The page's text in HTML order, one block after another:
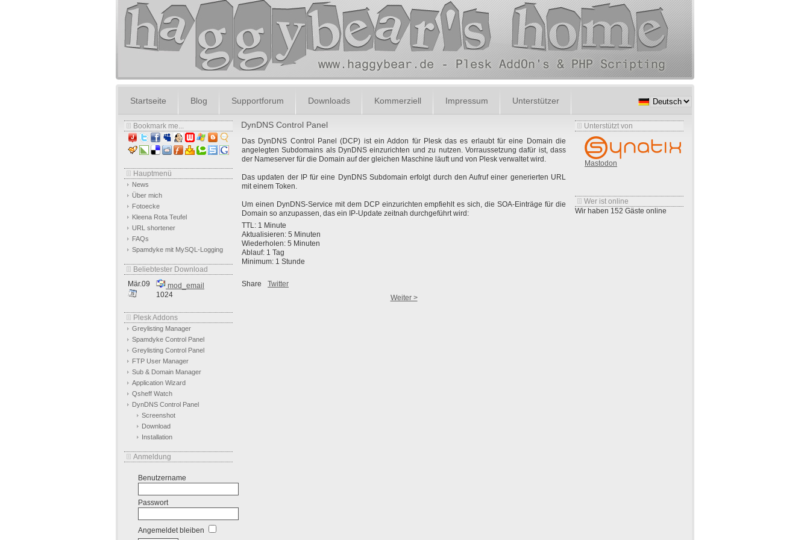
Startseite Blog Supportforum Downloads Kommerziell Impressum Unterstützer
Bookmark me...
Hauptmenü
News
Über mich
Fotoecke
Kleena Rota Teufel
URL shortener
FAQs
Spamdyke mit MySQL-Logging
Beliebtester Download
Mär.09
mod_email
1024
Plesk Addons
Greylisting Manager
Spamdyke Control Panel
Greylisting Control Panel
FTP User Manager
Sub & Domain Manager
Application Wizard
Qsheff Watch
DynDNS Control Panel
Screenshot
Download
Installation
Anmeldung
Benutzername
Passwort
Angemeldet bleiben
DynDNS Control Panel
Das DynDNS Control Panel (DCP) ist ein Addon für Plesk das es erlaubt für eine Domain die
angelegten Subdomains als DynDNS einzurichten und zu nutzen. Vorraussetzung dafür ist, dass
der Nameserver für die Domain auf der gleichen Maschine läuft und von Plesk verwaltet wird.
Das updaten der IP für eine DynDNS Subdomain erfolgt durch den Aufruf einer generierten URL
mit einem Token.
Um einen DynDNS-Service mit dem DCP einzurichten empfiehlt es sich, die SOA-Einträge für die
Domain so anzupassen, das ein IP-Update zeitnah durchgeführt wird:
TTL: 1 Minute
Aktualisieren: 5 Minuten
Wiederholen: 5 Minuten
Ablauf: 1 Tag
Minimum: 1 Stunde
Share
Twitter
Weiter >
Unterstützt von
Mastodon
Wer ist online
Wir haben 152 Gäste online